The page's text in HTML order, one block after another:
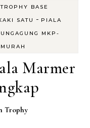
BASE
SATU - PIALA
MKP-
Marmer
Trophy